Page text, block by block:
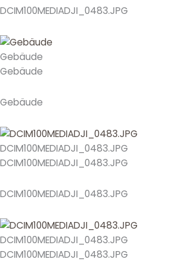
DCIM100MEDIADJI_0483.JPG
Gebäude
Gebäude
Gebäude
DCIM100MEDIADJI_0483.JPG
DCIM100MEDIADJI_0483.JPG
DCIM100MEDIADJI_0483.JPG
DCIM100MEDIADJI_0483.JPG
DCIM100MEDIADJI_0483.JPG